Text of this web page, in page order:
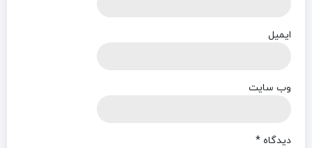
ایمیل
وب‌ سایت
دیدگاه *